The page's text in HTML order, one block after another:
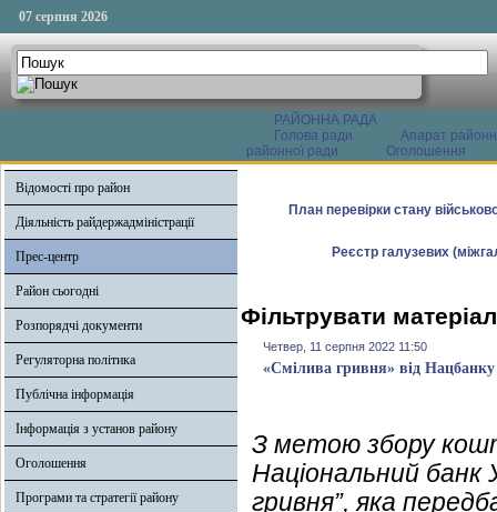
07 серпня 2026
РАЙОННА РАДА
Голова ради
Апарат
районної ради
Оголошення
Відомості про район
Діяльність райдержадміністрації
Прес-центр
Район сьогодні
Розпорядчі документи
Регуляторна політика
Публічна інформація
Інформація з установ району
Оголошення
Програми та стратегії району
План перевірки стану
Реєстр галузевих
Фільтрувати
Четвер, 11 серпня 2022 11:50
«Смілива гривня» від Нацбанку
З метою збору
Національний банк
гривня”, яка